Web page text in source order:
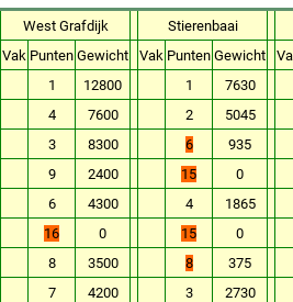
West Grafdijk
Stierenbaai
Vak Punten Gewicht Vak Punten Gewicht
1 12800 1
7630
4 7600 2
5045
3 8300 6
935
9 2400 15
0
6 4300 4
1865
16 0 15
0
8 3500 8
375
7 4200 3 2730